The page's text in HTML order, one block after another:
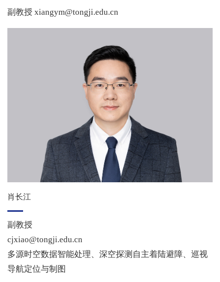
副教授 xiangym@tongji.edu.cn
肖长江
副教授
cjxiao@tongji.edu.cn
多源时空数据智能处理、深空探测自主着陆避障、巡视
导航定位与制图